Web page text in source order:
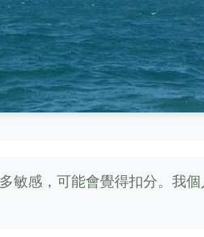
敏感，可能會覺得扣分。我